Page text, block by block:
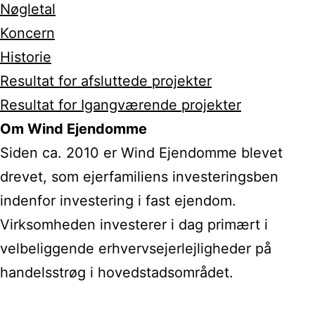
Nøgletal
Koncern
Historie
Resultat for afsluttede projekter
Resultat for Igangværende projekter
Om Wind Ejendomme
Siden ca. 2010 er Wind Ejendomme blevet
drevet, som ejerfamiliens investeringsben
indenfor investering i fast ejendom.
Virksomheden investerer i dag primært i
velbeliggende erhvervsejerlejligheder på
handelsstrøg i hovedstadsområdet.